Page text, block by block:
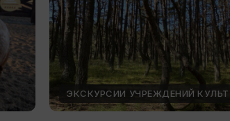
ЭКСКУРСИИ УЧРЕЖДЕНИЙ